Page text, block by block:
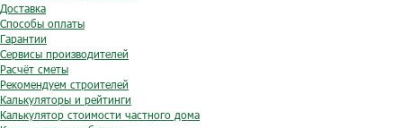
Доставка
Способы оплаты
Гарантии
Сервисы производителей
Расчёт сметы
Рекомендуем строителей
Калькуляторы и рейтинги
Калькулятор стоимости частного дома